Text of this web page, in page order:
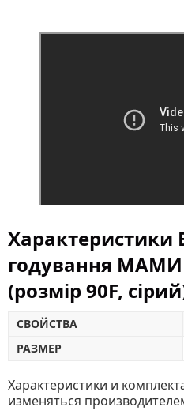
Характеристики
годування
(розмір 90F,
СВОЙСТВА
РАЗМЕР
Характеристики и
изменяться